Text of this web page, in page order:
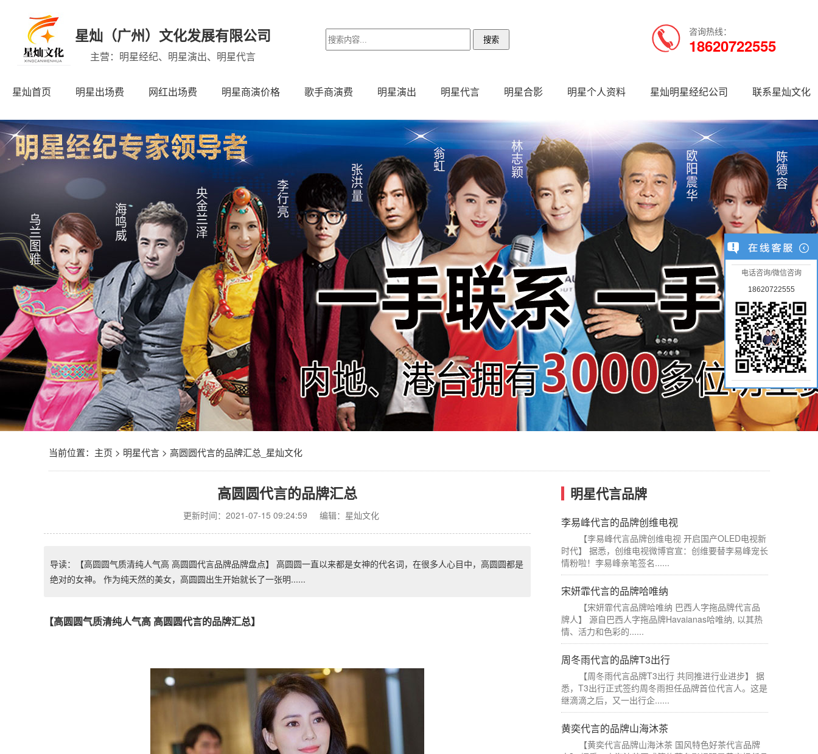
星灿（广州）文化发展有限公司
主营：明星经纪、明星演出、明星代言
咨询热线：
18620722555
星灿首页 明星出场费 网红出场费 明星商演价格 歌手商演费 明星演出 明星代言 明星合影 明星个人资料 星灿明星经纪公司 联系星灿文化
当前位置： 主页 > 明星代言> 高圆圆代言的品牌汇总_星灿文化
高圆圆代言的品牌汇总
更新时间：2021-07-15 09:24:59 编辑：星灿文化
导读：【高圆圆气质清纯人气高 高圆圆代言品牌品牌盘点】 高圆圆一直以来都是女神的代名词，在很多人心目中，高圆圆都是
绝对的女神。 作为纯天然的美女，高圆圆出生开始就长了一张明......
【高圆圆气质清纯人气高 高圆圆代言的品牌汇总】
明星代言品牌
李易峰代言的品牌创维电视
【李易峰代言品牌创维电视 开启国产OLED电视新
时代】 据悉，创维电视微博官宣：创维要替李易峰宠长
情粉啦！李易峰亲笔签名......
宋妍霏代言的品牌哈唯纳
【宋妍霏代言品牌哈唯纳 巴西人字拖品牌代言品
牌人】 源自巴西人字拖品牌Havaianas哈唯纳, 以其热
情、活力和色彩的......
周冬雨代言的品牌T3出行
【周冬雨代言品牌T3出行 共同推进行业进步】 据
悉，T3出行正式签约周冬雨担任品牌首位代言人。这是
继滴滴之后，又一出行企......
黄奕代言的品牌山海沐茶
【黄奕代言品牌山海沐茶 国风特色好茶代言品牌
电话咨询/微信咨询
18620722555